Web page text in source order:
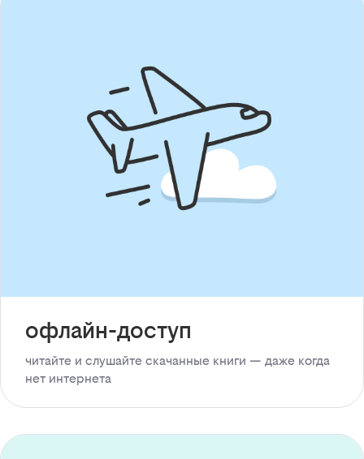
офлайн-доступ
читайте и слушайте скачанные книги — даже когда
нет интернета